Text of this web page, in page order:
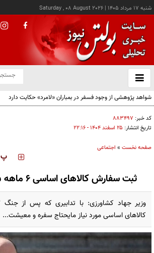
شنبه ۱۷ مرداد ۱۴۰۵ |
Saturday , 08 August 2026
باز
و
کد خبر: ۸۸۳۴۹۷
تاریخ انتشار: ۲۵ اسفند ۱۴۰۴ - ۲۲:۱۶
صفحه نخست » اجتماعی
‍‍‍ پ
ثبت سفارش کالاهای اساسی ۶ ماهه ۱۴۰۵ انجام شد
کالاهای اساسی مورد نیاز مایحتاج سفره و معیشت...